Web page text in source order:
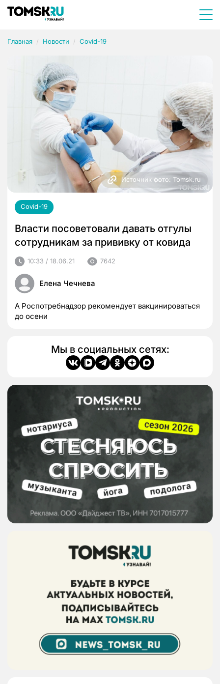
Главная Новости Covid-19
Источник фото: Tomsk.ru
Covid-19
Власти посоветовали давать отгулы
сотрудникам за прививку от ковида
10:33 / 18.06.21 7642
Елена Чечнева
А Роспотребнадзор рекомендует вакцинироваться
до осени
Мы в социальных сетях: